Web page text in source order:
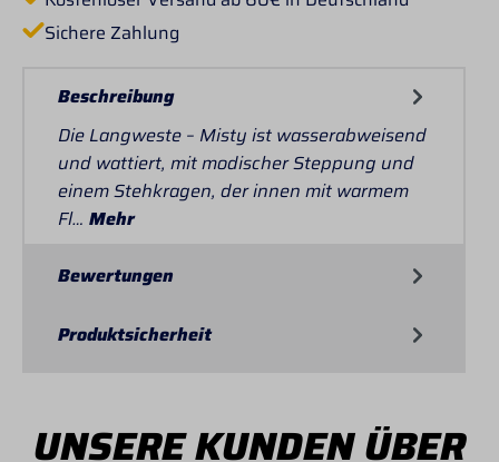
Sichere Zahlung
Beschreibung
Die Langweste – Misty ist wasserabweisend
und wattiert, mit modischer Steppung und
einem Stehkragen, der innen mit warmem
Fl… Mehr
Bewertungen
Produktsicherheit
UNSERE KUNDEN ÜBER